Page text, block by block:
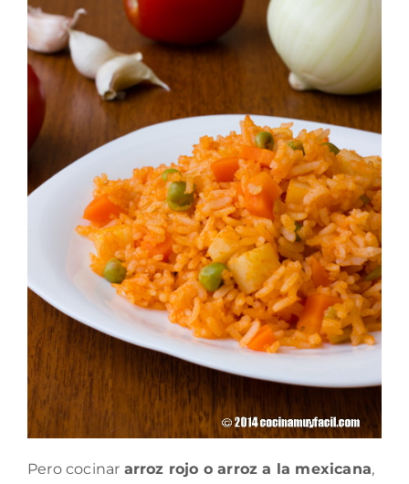
Pero cocinar arroz rojo o arroz a la mexicana,